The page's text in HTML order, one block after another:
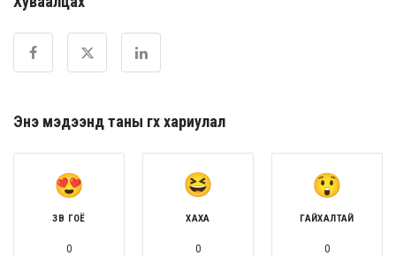
Энэ мэдээнд таны өгөх хариулал
ЗӨВ ГОЁ
0
ХАХА
0
ГАЙХАЛТАЙ
0